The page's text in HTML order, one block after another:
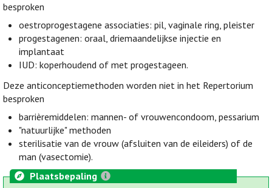
besproken
oestroprogestagene associaties: pil, vaginale ring, pleister
progestagenen: oraal, driemaandelijkse injectie en
implantaat
IUD: koperhoudend of met progestageen.
Deze anticonceptiemethoden worden niet in het Repertorium
besproken
barrièremiddelen: mannen- of vrouwencondoom, pessarium
"natuurlijke" methoden
sterilisatie van de vrouw (afsluiten van de eileiders) of de
man (vasectomie).
Plaatsbepaling